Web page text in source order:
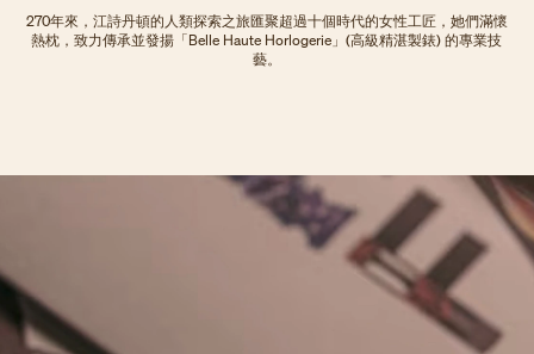
270年來，江詩丹頓的人類探索之旅匯聚超過十個時代的女性工匠，她們滿懷
熱枕，致力傳承並發揚「Belle Haute Horlogerie」(高級精湛製錶) 的專業技
藝。